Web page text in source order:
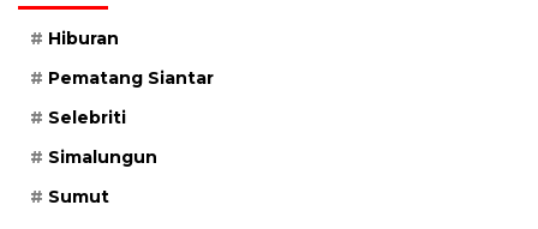
Hiburan
Pematang Siantar
Selebriti
Simalungun
Sumut